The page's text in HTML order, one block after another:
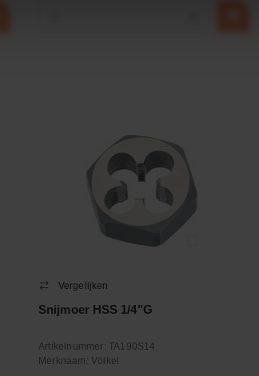
Vergelijken
Snijmoer HSS 1/4"G
Artikelnummer: TA190S14
Merknaam: Völkel